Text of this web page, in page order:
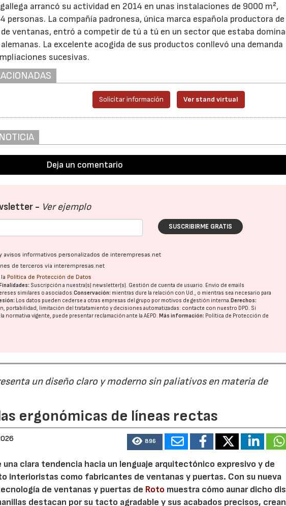
arrancó su actividad en 2014 en unas instalaciones de 9000 m²,
personas. La compañía padronesa, única marca española productora de
ventanas, entró a competir de tú a tú en un sector que estaba
La excelente acogida de sus productos conllevó una demanda
sucesivas.
Solicitar información Ver stand virtual
Deja un comentario
- Ver ejemplo
SUSCRIBIRME GRATIS
avisos informativos personalizados de interempresas.net
de terceros vía interempresas.net
Política de Protección de Datos
Suscripción a nuestra(s) newsletter(s). Gestión de cuenta de usuario. Envío de emails
similares o asociados.Conservación: mientras dure la relación con Ud., o mientras sea necesario para
Los datos pueden cederse a otras empresas del grupo por motivos de gestión interna.Derechos:
portabilidad, limitación del tratatamiento y decisiones automatizadas: contacte con nuestro DPD . Si
normativa vigente, puede presentar reclamación ante laAEPD .Más información: Política de Protección de
un diseño claro y moderno sin paliativos en materia de
ergonómicas de líneas rectas
896
clara tendencia hacia un lenguaje arquitectónico expresivo y de
interioristas como fabricantes de ventanas y puertas. Con su nueva
de ventanas y puertas de Roto muestra cómo aunar dicho
destacan por su tacto agradable y sus acabados precisos,